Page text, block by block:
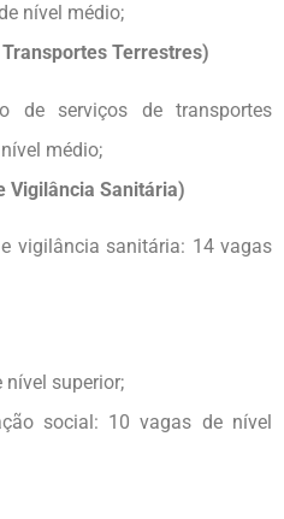
nível médio;
Terrestres)
de serviços de transportes
médio;
Vigilância Sanitária)
vigilância sanitária: 14 vagas
nível superior;
social: 10 vagas de nível